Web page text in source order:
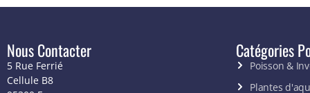
Nous Contacter
5 Rue Ferrié
Cellule B8
Catégories
Poisson &
Plantes